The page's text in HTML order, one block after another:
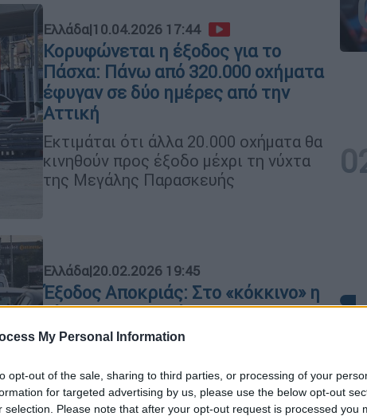
My Personal Information
opt-out of the sale, sharing to third parties, or processing of your
for targeted advertising by us, please use the below opt-out
selection. Please note that after your opt-out request is processed you
Ελλάδα|10.04.2026 17:44
Κορυφώνεται η έξοδος για το
Πάσχα: Πάνω από 320.000 οχήματα
έφυγαν σε δύο ημέρες από την
Αττική
Εκτιμάται ότι άλλα 20.000 οχήματα θα
κινηθούν προς έξοδο μέχρι τη νύχτα
της Μεγάλης Παρασκευής
Ελλάδα|20.02.2026 19:45
Έξοδος Αποκριάς: Στο «κόκκινο» η
κίνηση στους δρόμους της
Αττικής - Ουρές χιλιομέτρων
όλους τους κεντρικούς δρόμους της
Αθήνας
06/